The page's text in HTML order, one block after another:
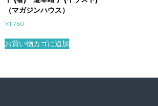
（マガジンハウス）
¥1,760
お買い物カゴに追加